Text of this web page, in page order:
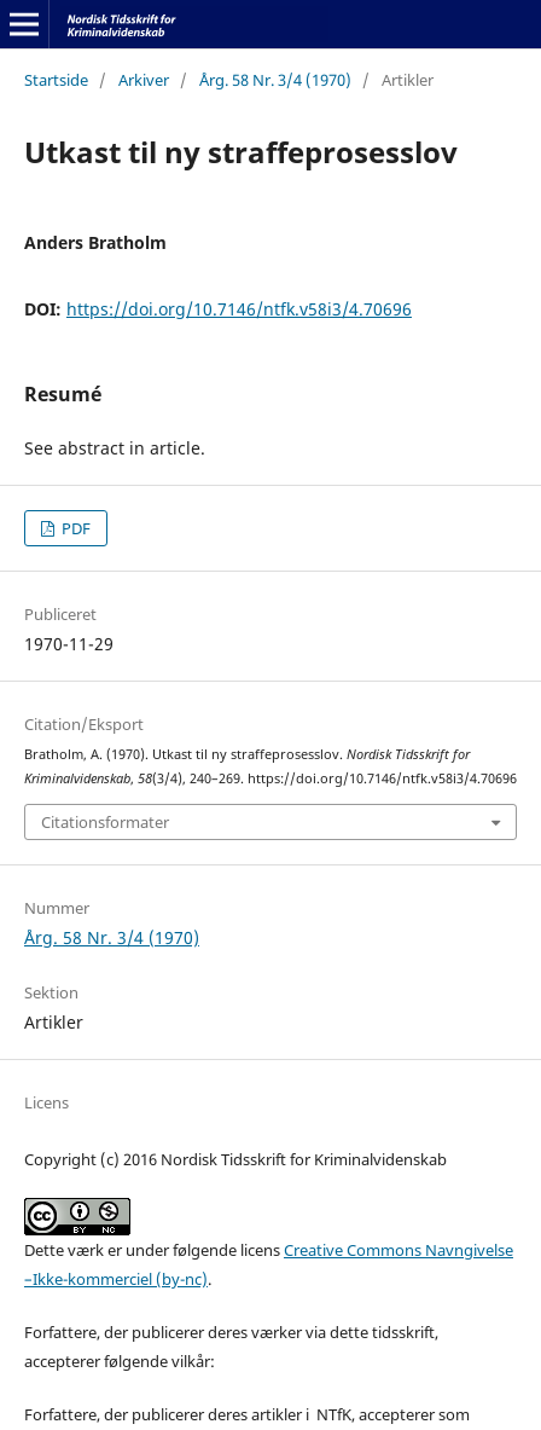
Startside / Arkiver / Årg. 58 Nr. 3/4 (1970) / Artikler
Utkast til ny straffeprosesslov
Anders Bratholm
DOI: https://doi.org/10.7146/ntfk.v58i3/4.70696
Resumé
See abstract in article.
PDF
Publiceret
1970-11-29
Citation/Eksport
Bratholm, A. (1970). Utkast til ny straffeprosesslov. Nordisk Tidsskrift for
Kriminalvidenskab, 58(3/4), 240–269. https://doi.org/10.7146/ntfk.v58i3/4.70696
Citationsformater
Nummer
Årg. 58 Nr. 3/4 (1970)
Sektion
Artikler
Licens
Copyright (c) 2016 Nordisk Tidsskrift for Kriminalvidenskab
Dette værk er under følgende licensCreative Commons Navngivelse
–Ikke-kommerciel (by-nc).
Forfattere, der publicerer deres værker via dette tidsskrift,
accepterer følgende vilkår:
Forfattere, der publicerer deres artikler i NTfK, accepterer som